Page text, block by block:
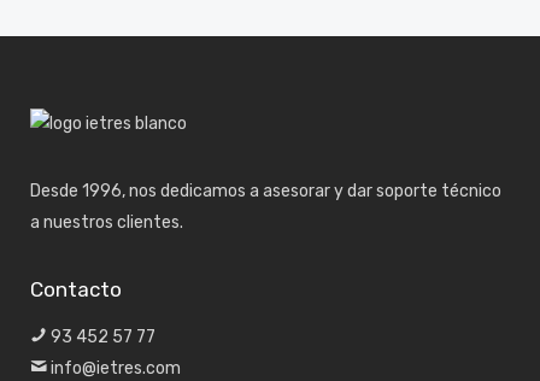
Desde 1996, nos dedicamos a asesorar y dar soporte técnico
a nuestros clientes.
Contacto
93 452 57 77
info@ietres.com